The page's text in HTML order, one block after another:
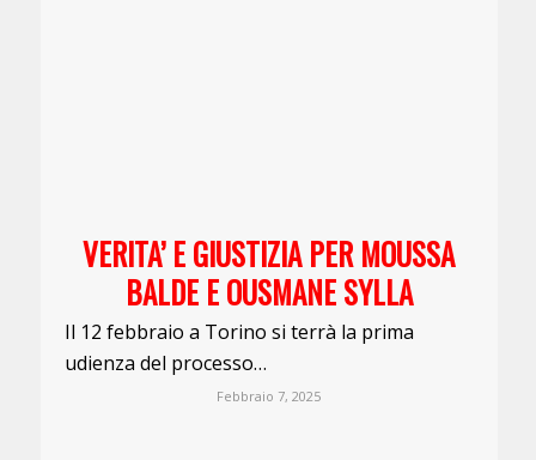
VERITA’ E GIUSTIZIA PER MOUSSA
BALDE E OUSMANE SYLLA
Il 12 febbraio a Torino si terrà la prima
udienza del processo…
Febbraio 7, 2025